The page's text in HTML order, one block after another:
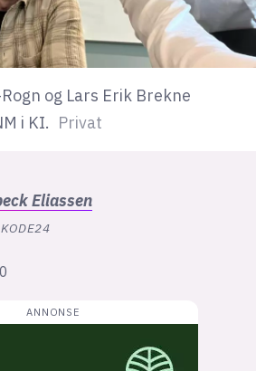
og Lars Erik Brekne
i KI. Privat
Eliassen